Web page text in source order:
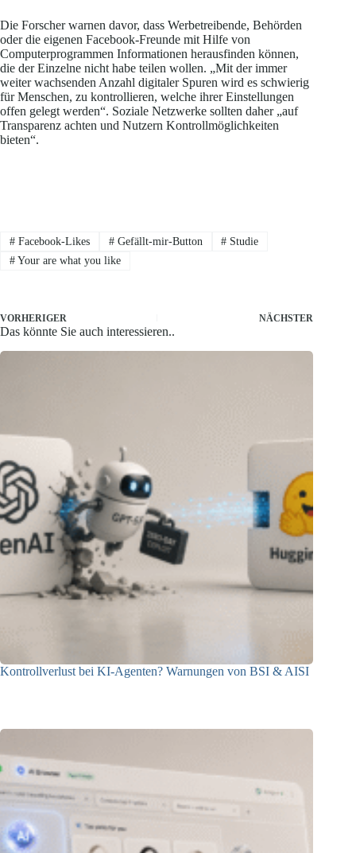
Die Forscher warnen davor, dass Werbetreibende, Behörden
oder die eigenen Facebook-Freunde mit Hilfe von
Computerprogrammen Informationen herausfinden können,
die der Einzelne nicht habe teilen wollen. „Mit der immer
weiter wachsenden Anzahl digitaler Spuren wird es schwierig
für Menschen, zu kontrollieren, welche ihrer Einstellungen
offen gelegt werden“. Soziale Netzwerke sollten daher „auf
Transparenz achten und Nutzern Kontrollmöglichkeiten
bieten“.
#Facebook-Likes #Gefällt-mir-Button # Studie
#Your are what you like
VORHERIGER NÄCHSTER
Das könnte Sie auch interessieren..
Kontrollverlust bei KI-Agenten? Warnungen von BSI & AISI